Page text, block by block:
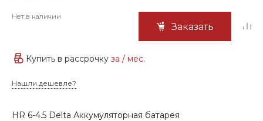
Нет в наличии
Заказать
Купить в рассрочку за / мес.
Нашли дешевле?
HR 6-4.5 Delta Аккумуляторная батарея